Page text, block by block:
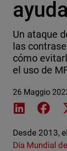
Un ataque
las
cómo
el uso de
26 Maggio
Share on
Desde 2013, el
Día Mundial